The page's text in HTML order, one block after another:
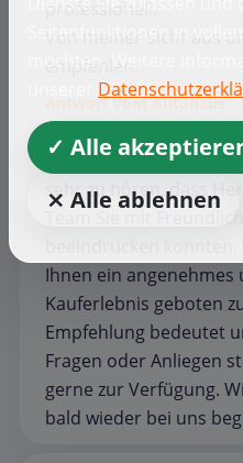
professionell.
Von meiner Sicht aus
empfehlen.
Antwort vom Autohaus
Vielen Dank für Ihre
Ihr Vertrauen in
sehr zu hören, dass
Ihnen ein
Kauferlebnis geboten
Empfehlung bedeutet
Fragen oder Anliegen
gerne zur Verfügung.
bald wieder bei uns
Seitenfunktionen in
möchten. Weitere
✓ Alle
⨯ Alle ablehnen